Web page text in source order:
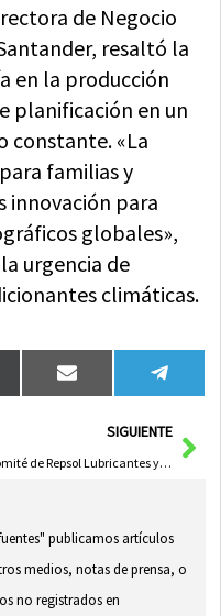
de Negocio
resaltó la
en la producción
planificación en un
constante. «La
familias y
innovación para
globales»,
urgencia de
climáticas.
Compartir
en
Email
en
SIGUIENTE
El Comité de Repsol Lubricantes y Asfaltos en Puertollano Desconvoca la Huelga Ante el Riesgo de Pérdida de Empleos
publicamos artículos
medios, notas de prensa, o
no registrados en